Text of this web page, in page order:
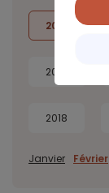
2026
2022
2018
Janvier Février